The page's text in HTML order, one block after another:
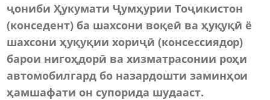
ҷониби Ҳукумати Ҷумҳурии Тоҷикистон
(конседент) ба шахсони воқеӣ ва ҳуқуқӣ ё
шахсони ҳуқуқии хориҷӣ (консессиядор)
барои нигоҳдорӣ ва хизматрасонии роҳи
автомобилгард бо назардошти заминҳои
ҳамшафати он супорида шудааст.